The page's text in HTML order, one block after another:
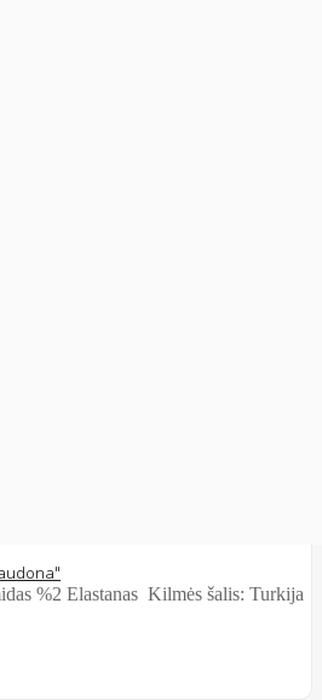
%2 Elastanas Kilmės šalis: Turkija